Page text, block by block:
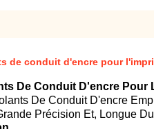
de conduit d'encre pour
De Conduit D'encre Pour
De Conduit D'encre
Précision Et, Longue